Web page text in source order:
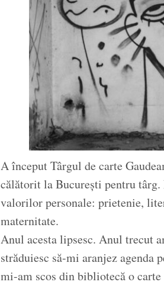
A început Târgul de carte
călătorit la București pentru
valorilor personale: prietenie,
maternitate.
Anul acesta lipsesc. Anul trecut
străduiesc să-mi aranjez agenda
mi-am scos din bibliotecă o